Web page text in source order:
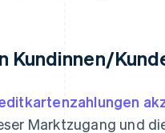
Kundinnen/
Marktzugang und